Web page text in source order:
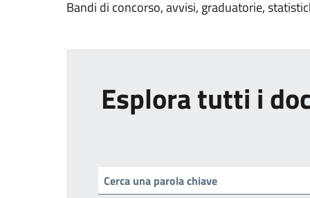
Bandi di concorso, avvisi, graduatorie,
Esplora tutti i